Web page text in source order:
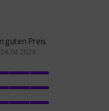
guten Preis